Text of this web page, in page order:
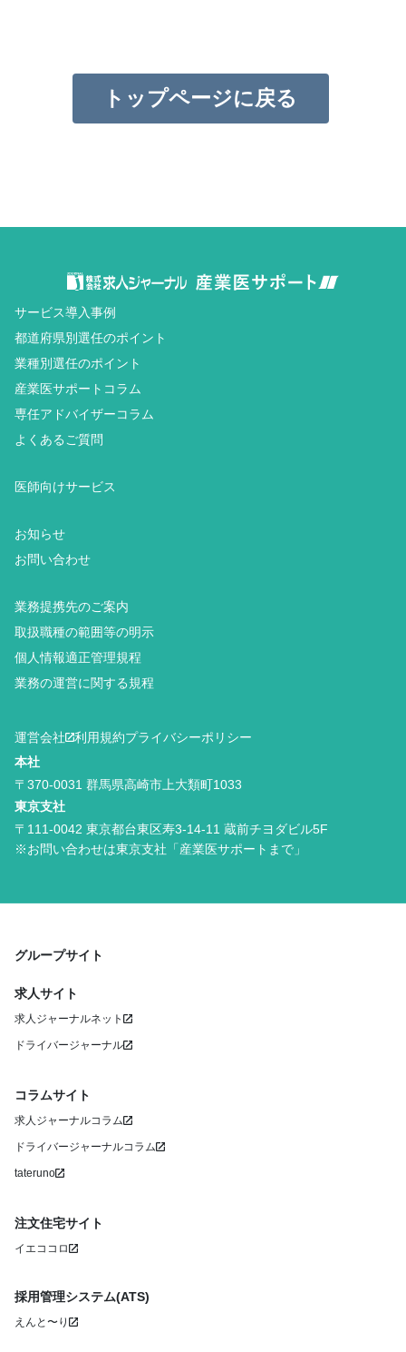
トップページに戻る
サービス導入事例
都道府県別選任のポイント
業種別選任のポイント
産業医サポートコラム
専任アドバイザーコラム
よくあるご質問
医師向けサービス
お知らせ
お問い合わせ
業務提携先のご案内
取扱職種の範囲等の明示
個人情報適正管理規程
業務の運営に関する規程
運営会社 利用規約プライバシーポリシー
本社
〒370-0031 群馬県高崎市上大類町1033
東京支社
〒111-0042 東京都台東区寿3-14-11 蔵前チヨダビル5F
※お問い合わせは東京支社「産業医サポートまで」
グループサイト
求人サイト
求人ジャーナルネット
ドライバージャーナル
コラムサイト
求人ジャーナルコラム
ドライバージャーナルコラム
tateruno
注文住宅サイト
イエココロ
採用管理システム(ATS)
えんと〜り